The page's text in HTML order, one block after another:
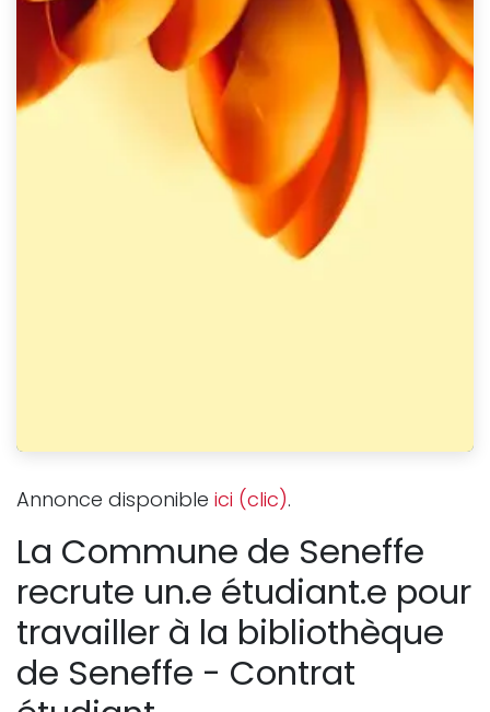
Annonce disponible ici (clic).
La Commune de Seneffe
recrute un.e étudiant.e pour
travailler à la bibliothèque
de Seneffe - Contrat